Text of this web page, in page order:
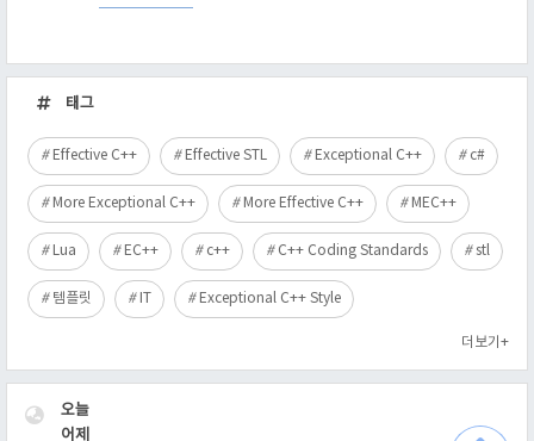
근
글
태그
Effective C++ Effective STL Exceptional C++ c#
More Exceptional C++ More Effective C++ MEC++
Lua EC++ c++ C++ Coding Standards stl
템플릿 IT Exceptional C++ Style
더보기+
VISITOR
오늘
어제